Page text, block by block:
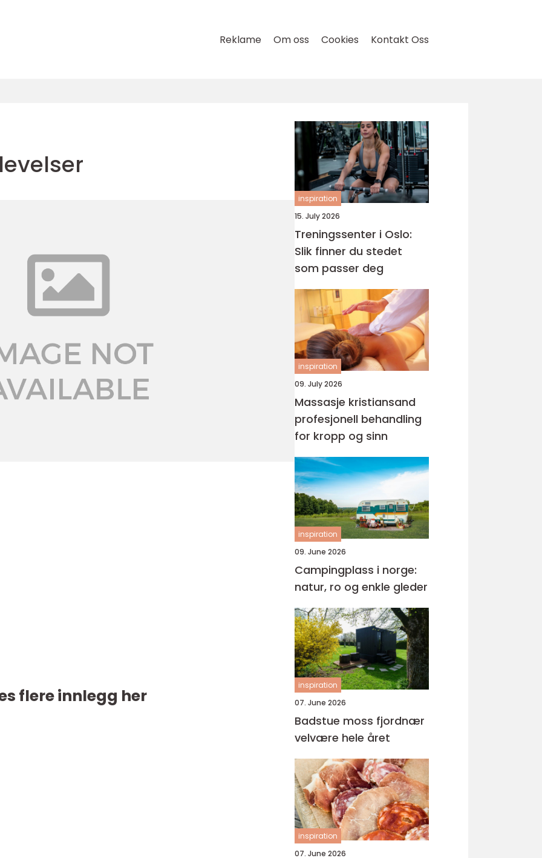
Reklame Om oss Cookies Kontakt Oss
flere innlegg her
inspiration
15. July 2026
Treningssenter i Oslo:
Slik finner du stedet
som passer deg
inspiration
09. July 2026
Massasje kristiansand
profesjonell behandling
for kropp og sinn
inspiration
09. June 2026
Campingplass i norge:
natur, ro og enkle gleder
inspiration
07. June 2026
Badstue moss fjordnær
velvære hele året
inspiration
07. June 2026